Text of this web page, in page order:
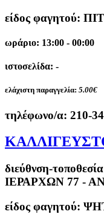
είδος φαγητού:
ωράριο: 13:00 - 00:00
ιστοσελίδα: -
ελάχιστη παραγγελία: 5.00€
τηλέφωνο/α: 210-
διεύθνση-
ΙΕΡΑΡΧΩΝ 77 -
είδος φαγητού: